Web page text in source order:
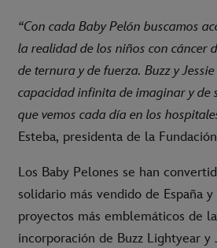
“Con cada Baby Pelón buscamos
la realidad de los niños con cáncer
de ternura y de fuerza. Buzz y
capacidad infinita de imaginar y de
que vemos cada día en los
Esteba, presidenta de la
Los Baby Pelones se han
solidario más vendido de España
proyectos más emblemáticos de
incorporación de Buzz Lightyear y